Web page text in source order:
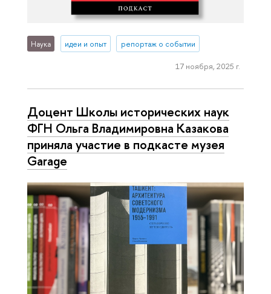
Наука идеи и опыт репортаж о событии
17 ноября, 2025 г.
Доцент Школы исторических наук
ФГН Ольга Владимировна Казакова
приняла участие в подкасте музея
Garage